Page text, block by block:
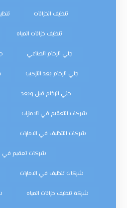
تنظيف الخزانات
تنظيف خزانات المياه
جلي الرخام الصناعي
جلي الرخام بعد التركيب
جلي الرخام قبل وبعد
شركات التعقيم في الامارات
شركات التنظيف في الامارات
شركات تعقيم في
شركات تنظيف في الامارات
شركة تنظيف خزانات المياه